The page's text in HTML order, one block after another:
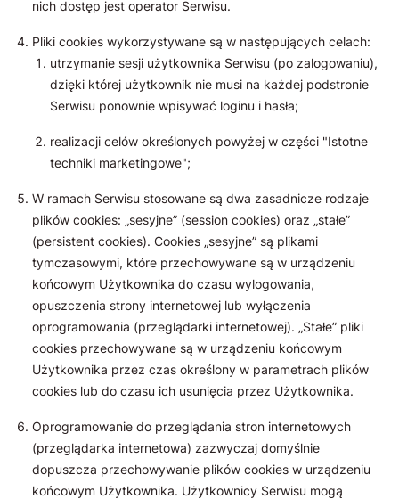
nich dostęp jest operator Serwisu.
Pliki cookies wykorzystywane są w następujących celach:
utrzymanie sesji użytkownika Serwisu (po zalogowaniu),
dzięki której użytkownik nie musi na każdej podstronie
Serwisu ponownie wpisywać loginu i hasła;
realizacji celów określonych powyżej w części "Istotne
techniki marketingowe";
W ramach Serwisu stosowane są dwa zasadnicze rodzaje
plików cookies: „sesyjne” (session cookies) oraz „stałe”
(persistent cookies). Cookies „sesyjne” są plikami
tymczasowymi, które przechowywane są w urządzeniu
końcowym Użytkownika do czasu wylogowania,
opuszczenia strony internetowej lub wyłączenia
oprogramowania (przeglądarki internetowej). „Stałe” pliki
cookies przechowywane są w urządzeniu końcowym
Użytkownika przez czas określony w parametrach plików
cookies lub do czasu ich usunięcia przez Użytkownika.
Oprogramowanie do przeglądania stron internetowych
(przeglądarka internetowa) zazwyczaj domyślnie
dopuszcza przechowywanie plików cookies w urządzeniu
końcowym Użytkownika. Użytkownicy Serwisu mogą